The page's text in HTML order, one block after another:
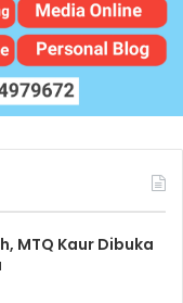
MTQ Kaur Dibuka